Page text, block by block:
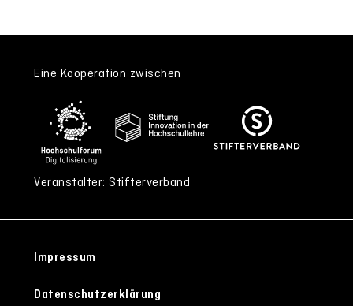
Eine Kooperation zwischen
Veranstalter: Stifterverband
Impressum
Datenschutzerklärung